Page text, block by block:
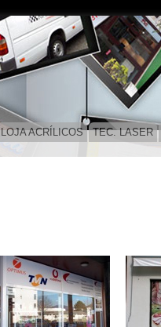
LOJA ACRÍLICOS
TEC. LASER